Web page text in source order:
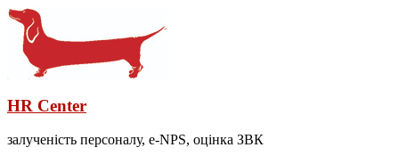
HR Center
залученість персоналу, e-NPS, оцінка ЗВК